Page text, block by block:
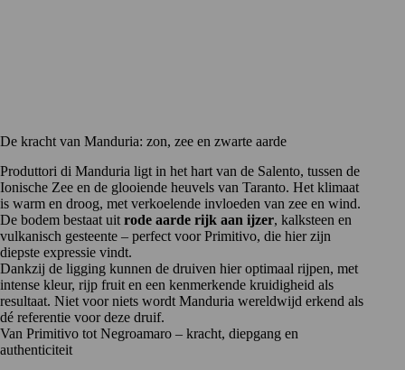
De kracht van Manduria: zon, zee en zwarte aarde
Produttori di Manduria ligt in het hart van de Salento, tussen de
Ionische Zee en de glooiende heuvels van Taranto. Het klimaat
is warm en droog, met verkoelende invloeden van zee en wind.
De bodem bestaat uit rode aarde rijk aan ijzer, kalksteen en
vulkanisch gesteente – perfect voor Primitivo, die hier zijn
diepste expressie vindt.
Dankzij de ligging kunnen de druiven hier optimaal rijpen, met
intense kleur, rijp fruit en een kenmerkende kruidigheid als
resultaat. Niet voor niets wordt Manduria wereldwijd erkend als
dé referentie voor deze druif.
Van Primitivo tot Negroamaro – kracht, diepgang en
authenticiteit